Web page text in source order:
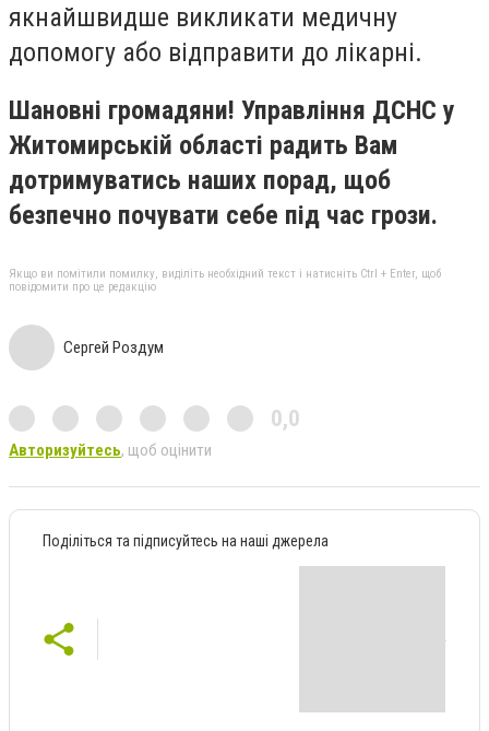
якнайшвидше викликати медичну
допомогу або відправити до лікарні.
Шановні громадяни! Управління ДСНС у
Житомирській області радить Вам
дотримуватись наших порад, щоб
безпечно почувати себе під час грози.
Якщо ви помітили помилку, виділіть необхідний текст і натисніть Ctrl + Enter, щоб
повідомити про це редакцію
Сергей Роздум
0,0
Авторизуйтесь, щоб оцінити
Поділіться та підписуйтесь на наші джерела